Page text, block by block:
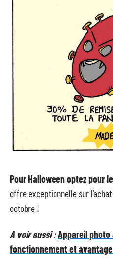
Pour Halloween optez pour
offre exceptionnelle sur l’achat
octobre !
A voir aussi :Appareil
fonctionnement et